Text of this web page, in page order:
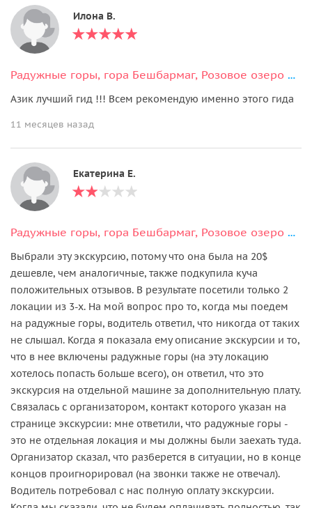
Илона В.
Радужные горы, гора Бешбармаг, Розовое озеро и дегустация черной икры
Азик лучший гид !!! Всем рекомендую именно этого гида
11 месяцев назад
Екатерина Е.
Радужные горы, гора Бешбармаг, Розовое озеро и дегустация черной икры
Выбрали эту экскурсию, потому что она была на 20$
дешевле, чем аналогичные, также подкупила куча
положительных отзывов. В результате посетили только 2
локации из 3-х. На мой вопрос про то, когда мы поедем
на радужные горы, водитель ответил, что никогда от таких
не слышал. Когда я показала ему описание экскурсии и то,
что в нее включены радужные горы (на эту локацию
хотелось попасть больше всего), он ответил, что это
экскурсия на отдельной машине за дополнительную плату.
Связалась с организатором, контакт которого указан на
странице экскурсии: мне ответили, что радужные горы -
это не отдельная локация и мы должны были заехать туда.
Организатор сказал, что разберется в ситуации, но в конце
концов проигнорировал (на звонки также не отвечал).
Водитель потребовал с нас полную оплату экскурсии.